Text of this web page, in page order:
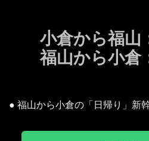
小倉から福山
福山から小倉
● 福山から小倉の「日帰り」新